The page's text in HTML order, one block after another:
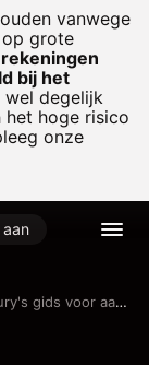
vanwege
grote
bij het
wel degelijk
het hoge risico
onze
gids voor aandelenhandel